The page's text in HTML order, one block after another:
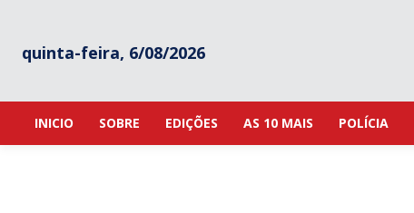
quinta-feira, 6/08/2026
INICIO SOBRE EDIÇÕES AS 10 MAIS POLÍCIA